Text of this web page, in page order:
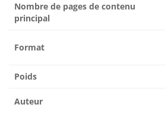
Nombre de pages de contenu
principal
Format
Poids
Auteur